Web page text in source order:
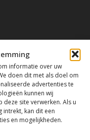
informatie over uw
doen dit met als doel om
advertenties te
kunnen wij
deze site verwerken. Als u
intrekt, kan dit een
en mogelijkheden.